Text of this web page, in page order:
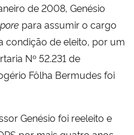
de 2008, Genésio
para assumir o cargo
condição de eleito, por um
Nº 52.231 de
Fôlha Bermudes foi
Genésio foi reeleito e